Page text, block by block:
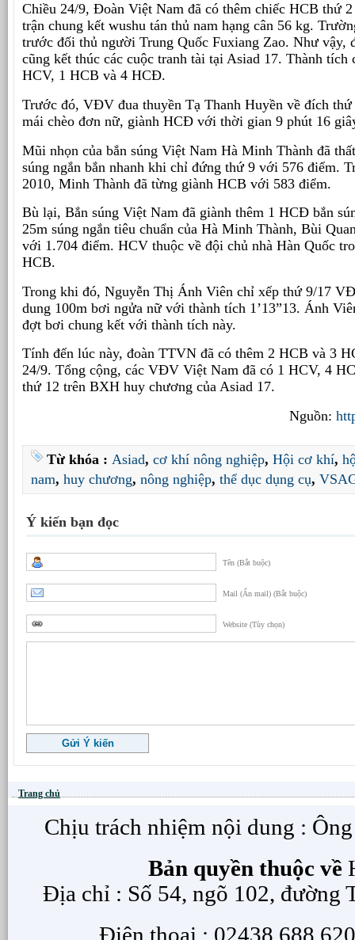
Chiều 24/9, Đoàn Việt Nam đã có thêm chiếc HCB thứ
trận chung kết wushu tán thủ nam hạng cân 56 kg.
trước đối thủ người Trung Quốc Fuxiang Zao. Như vậy,
cũng kết thúc các cuộc tranh tài tại Asiad 17. Thành tích
HCV, 1 HCB và 4 HCĐ.
Trước đó, VĐV đua thuyền Tạ Thanh Huyền về đích
mái chèo đơn nữ, giành HCĐ với thời gian 9 phút 16
Mũi nhọn của bắn súng Việt Nam Hà Minh Thành đã
súng ngắn bắn nhanh khi chỉ đứng thứ 9 với 576 điểm.
2010, Minh Thành đã từng giành HCB với 583 điểm.
Bù lại, Bắn súng Việt Nam đã giành thêm 1 HCĐ bắn
25m súng ngắn tiêu chuẩn của Hà Minh Thành, Bùi
với 1.704 điểm. HCV thuộc về đội chủ nhà Hàn Quốc
HCB.
Trong khi đó, Nguyễn Thị Ánh Viên chỉ xếp thứ 9/17
dung 100m bơi ngửa nữ với thành tích 1’13”13. Ánh
đợt bơi chung kết với thành tích này.
Tính đến lúc này, đoàn TTVN đã có thêm 2 HCB và 3
24/9. Tổng cộng, các VĐV Việt Nam đã có 1 HCV, 4
thứ 12 trên BXH huy chương của Asiad 17.
Nguồn:
Từ khóa : Asiad, cơ khí nông nghiệp, Hội cơ khí,
nam, huy chương, nông nghiệp, thể dục dụng cụ,
Ý kiến bạn đọc
Tên (Bắt buộc)
Mail (Ẩn mail) (Bắt buộc)
Website (Tùy chọn)
Trang chủ
Chịu trách nhiệm nội dung :
Bản quyền thuộc về
Địa chỉ : Số 54, ngõ 102, đường
Điện thoại : 02438 688